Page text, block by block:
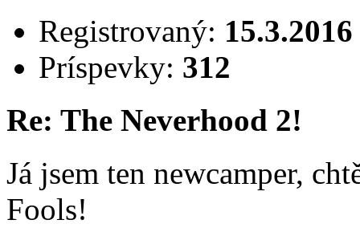
Registrovaný: 15.3.2016
Príspevky: 312
Re: The Neverhood 2!
Já jsem ten newcamper,
Fools!